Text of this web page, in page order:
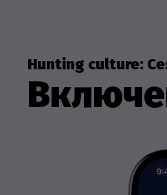
Hunting culture: